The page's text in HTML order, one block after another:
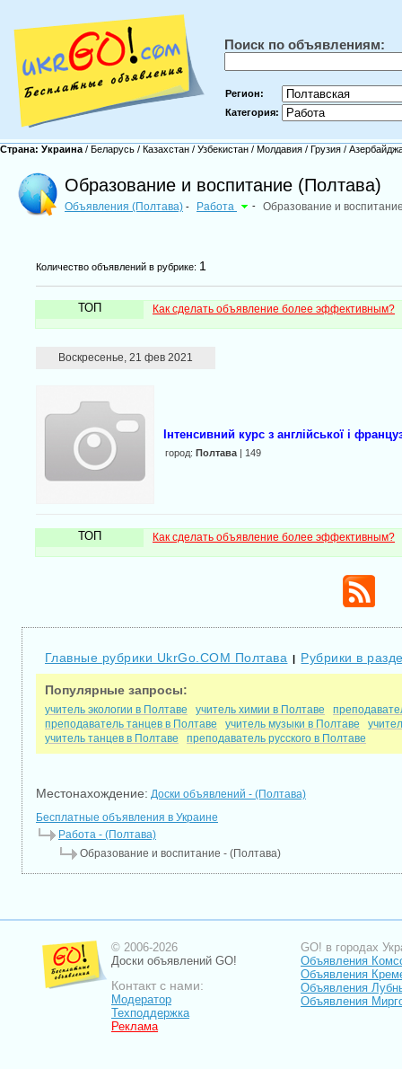
Поиск по объявлениям:
Регион:
Категория:
Страна: Украина / Беларусь / Казахстан / Узбекистан / Молдавия / Грузия /
Образование и воспитание (Полтава)
Объявления (Полтава) - Работа - Образование и
Количество объявлений в рубрике: 1
ТОП Как сделать объявление более эффективным?
Воскресенье, 21 фев 2021
Інтенсивний курс з англійської і
город: Полтава | 149
ТОП Как сделать объявление более эффективным?
Главные рубрики UkrGo.COM Полтава | Рубрики в
Популярные запросы:
учитель экологии в Полтаве учитель химии в Полтаве
преподаватель танцев в Полтаве
учитель музыки в Полтаве
учитель танцев в Полтаве
преподаватель русского в Полтаве
Местонахождение: Доски объявлений - (Полтава)
Бесплатные объявления в Украине
Работа - (Полтава)
Образование и воспитание - (Полтава)
© 2006-2026
Доски объявлений GO!
Контакт с нами:
Модератор
Техподдержка
Реклама
GO! в городах
Объявления
Объявления
Объявления
Объявления